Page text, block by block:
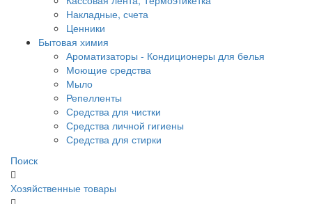
Накладные, счета
Ценники
Бытовая химия
Ароматизаторы - Кондиционеры для белья
Моющие средства
Мыло
Репелленты
Средства для чистки
Средства личной гигиены
Средства для стирки
Поиск
Хозяйственные товары